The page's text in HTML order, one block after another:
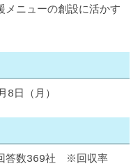
メニューの創設に活かす
日（月）
答数369社 ※回収率